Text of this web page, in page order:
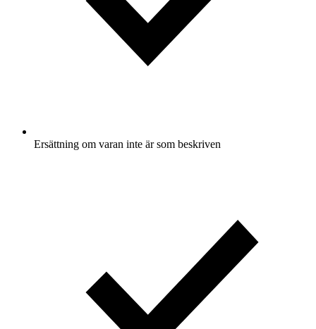
Ersättning om varan inte är som beskriven